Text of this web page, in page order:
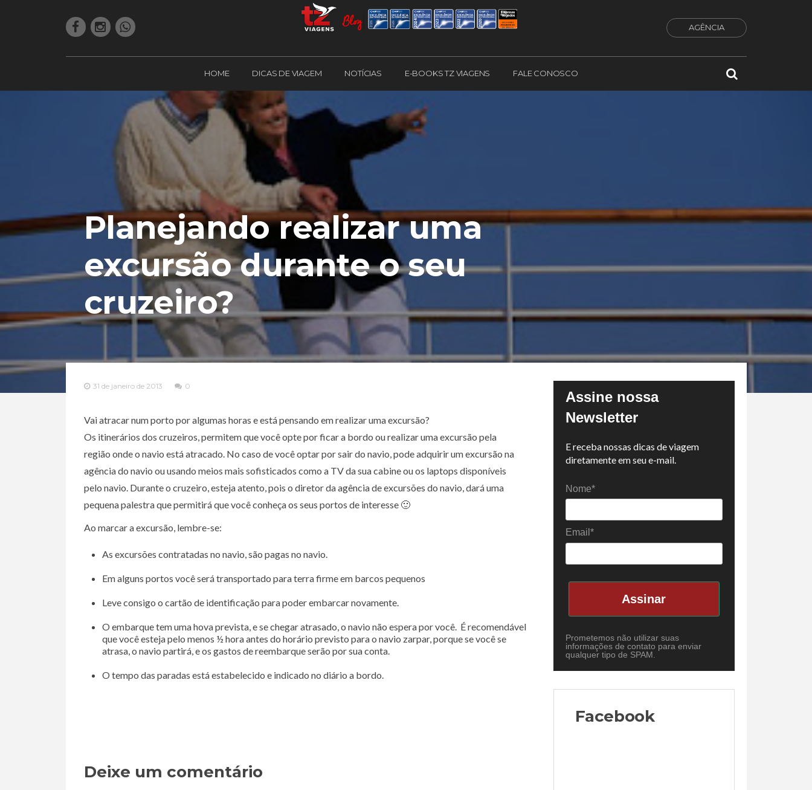
AGÊNCIA
HOME DICAS DE VIAGEM NOTÍCIAS E-BOOKS TZ VIAGENS FALE CONOSCO
Planejando realizar uma
excursão durante o seu
cruzeiro?
31 de janeiro de 2013 0
Vai atracar num porto por algumas horas e está pensando em realizar uma excursão?
Os itinerários dos cruzeiros, permitem que você opte por ficar a bordo ou realizar uma excursão pela
região onde o navio está atracado. No caso de você optar por sair do navio, pode adquirir um excursão na
agência do navio ou usando meios mais sofisticados como a TV da sua cabine ou os laptops disponíveis
pelo navio. Durante o cruzeiro, esteja atento, pois o diretor da agência de excursões do navio, dará uma
pequena palestra que permitirá que você conheça os seus portos de interesse 🙂
Ao marcar a excursão, lembre-se:
As excursões contratadas no navio, são pagas no navio.
Em alguns portos você será transportado para terra firme em barcos pequenos
Leve consigo o cartão de identificação para poder embarcar novamente.
O embarque tem uma hova prevista, e se chegar atrasado, o navio não espera por você. É recomendável
que você esteja pelo menos ½ hora antes do horário previsto para o navio zarpar, porque se você se
atrasa, o navio partirá, e os gastos de reembarque serão por sua conta.
O tempo das paradas está estabelecido e indicado no diário a bordo.
Deixe um comentário
Assine nossa
Newsletter
E receba nossas dicas de viagem
diretamente em seu e-mail.
Nome*
Email*
Assinar
Prometemos não utilizar suas
informações de contato para enviar
qualquer tipo de SPAM.
Facebook